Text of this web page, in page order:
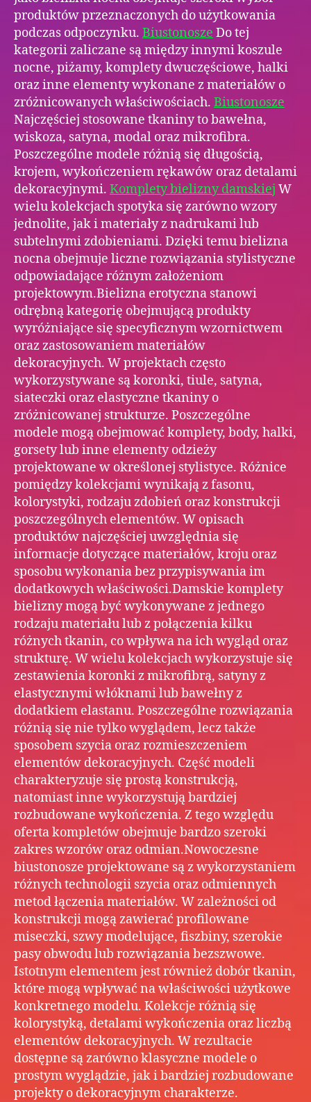
produktów przeznaczonych do użytkowania
podczas odpoczynku. Biustonosze Do tej
kategorii zaliczane są między innymi koszule
nocne, piżamy, komplety dwuczęściowe, halki
oraz inne elementy wykonane z materiałów o
zróżnicowanych właściwościach. Biustonosze
Najczęściej stosowane tkaniny to bawełna,
wiskoza, satyna, modal oraz mikrofibra.
Poszczególne modele różnią się długością,
krojem, wykończeniem rękawów oraz detalami
dekoracyjnymi. Komplety bielizny damskiej W
wielu kolekcjach spotyka się zarówno wzory
jednolite, jak i materiały z nadrukami lub
subtelnymi zdobieniami. Dzięki temu bielizna
nocna obejmuje liczne rozwiązania stylistyczne
odpowiadające różnym założeniom
projektowym.Bielizna erotyczna stanowi
odrębną kategorię obejmującą produkty
wyróżniające się specyficznym wzornictwem
oraz zastosowaniem materiałów
dekoracyjnych. W projektach często
wykorzystywane są koronki, tiule, satyna,
siateczki oraz elastyczne tkaniny o
zróżnicowanej strukturze. Poszczególne
modele mogą obejmować komplety, body, halki,
gorsety lub inne elementy odzieży
projektowane w określonej stylistyce. Różnice
pomiędzy kolekcjami wynikają z fasonu,
kolorystyki, rodzaju zdobień oraz konstrukcji
poszczególnych elementów. W opisach
produktów najczęściej uwzględnia się
informacje dotyczące materiałów, kroju oraz
sposobu wykonania bez przypisywania im
dodatkowych właściwości.Damskie komplety
bielizny mogą być wykonywane z jednego
rodzaju materiału lub z połączenia kilku
różnych tkanin, co wpływa na ich wygląd oraz
strukturę. W wielu kolekcjach wykorzystuje się
zestawienia koronki z mikrofibrą, satyny z
elastycznymi włóknami lub bawełny z
dodatkiem elastanu. Poszczególne rozwiązania
różnią się nie tylko wyglądem, lecz także
sposobem szycia oraz rozmieszczeniem
elementów dekoracyjnych. Część modeli
charakteryzuje się prostą konstrukcją,
natomiast inne wykorzystują bardziej
rozbudowane wykończenia. Z tego względu
oferta kompletów obejmuje bardzo szeroki
zakres wzorów oraz odmian.Nowoczesne
biustonosze projektowane są z wykorzystaniem
różnych technologii szycia oraz odmiennych
metod łączenia materiałów. W zależności od
konstrukcji mogą zawierać profilowane
miseczki, szwy modelujące, fiszbiny, szerokie
pasy obwodu lub rozwiązania bezszwowe.
Istotnym elementem jest również dobór tkanin,
które mogą wpływać na właściwości użytkowe
konkretnego modelu. Kolekcje różnią się
kolorystyką, detalami wykończenia oraz liczbą
elementów dekoracyjnych. W rezultacie
dostępne są zarówno klasyczne modele o
prostym wyglądzie, jak i bardziej rozbudowane
projekty o dekoracyjnym charakterze.